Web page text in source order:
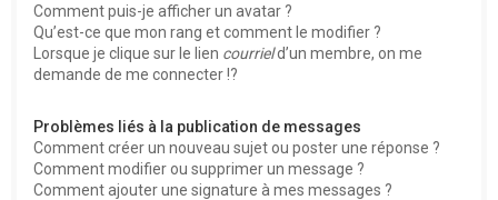
Comment puis-je afficher un avatar ?
Qu’est-ce que mon rang et comment le modifier ?
Lorsque je clique sur le lien courrield’un membre, on me
demande de me connecter !?
Problèmes liés à la publication de messages
Comment créer un nouveau sujet ou poster une réponse ?
Comment modifier ou supprimer un message ?
Comment ajouter une signature à mes messages ?